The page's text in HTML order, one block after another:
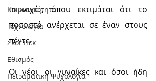
Κοινωνικότητα
Τεχνολογία
Σκοτ Πεκ
Εθισμός
Πειραματική Ψυχολογία
περιοχές, όπου εκτιμάται ότι το
ποσοστό ανέρχεται σε έναν στους
πέντε.
Οι νέοι, οι γυναίκες και όσοι ήδη